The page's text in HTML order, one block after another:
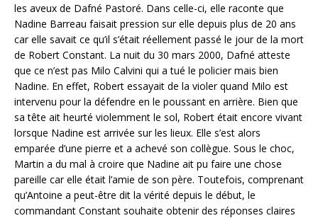
les aveux de Dafné Pastoré. Dans celle-ci, elle raconte que
Nadine Barreau faisait pression sur elle depuis plus de 20 ans
car elle savait ce qu’il s’était réellement passé le jour de la mort
de Robert Constant. La nuit du 30 mars 2000, Dafné atteste
que ce n’est pas Milo Calvini qui a tué le policier mais bien
Nadine. En effet, Robert essayait de la violer quand Milo est
intervenu pour la défendre en le poussant en arrière. Bien que
sa tête ait heurté violemment le sol, Robert était encore vivant
lorsque Nadine est arrivée sur les lieux. Elle s’est alors
emparée d’une pierre et a achevé son collègue. Sous le choc,
Martin a du mal à croire que Nadine ait pu faire une chose
pareille car elle était l’amie de son père. Toutefois, comprenant
qu’Antoine a peut-être dit la vérité depuis le début, le
commandant Constant souhaite obtenir des réponses claires